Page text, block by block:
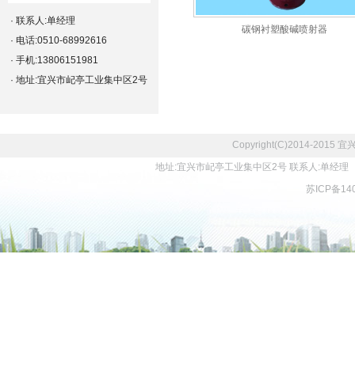
· 联系人:单经理
· 电话:0510-68992616
· 手机:13806151981
· 地址:宜兴市屺亭工业集中区2号
碳钢衬塑酸碱喷射器
Copyright(C)2014-2015 宜
地址:宜兴市屺亭工业集中区2号 联系人:单经
苏ICP备